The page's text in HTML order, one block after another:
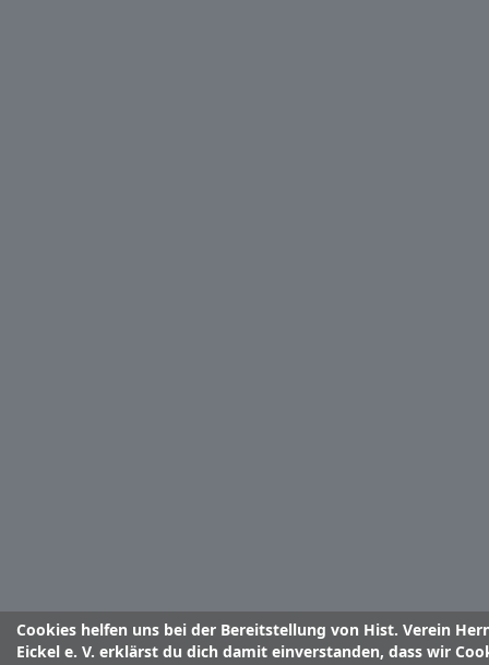
Cookies helfen uns bei der Bereitstellung von Hist. Verein
Eickel e. V. erklärst du dich damit einverstanden, dass wir